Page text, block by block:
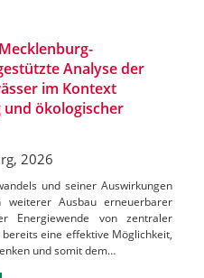
Analyse der
im Kontext
und ökologischer
2026
und seiner Auswirkungen
Ausbau erneuerbarer
Energiewende von zentraler
eine effektive Möglichkeit,
und somit dem…